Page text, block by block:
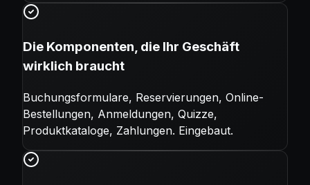
Die Komponenten, die Ihr Geschäft
wirklich braucht
Buchungsformulare, Reservierungen, Online-
Bestellungen, Anmeldungen, Quizze,
Produktkataloge, Zahlungen. Eingebaut.